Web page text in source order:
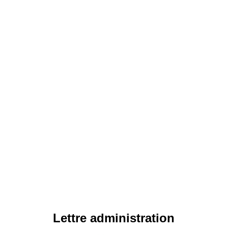
Lettre administration